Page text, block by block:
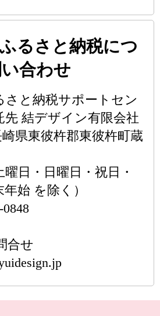
るさと納税につ
合わせ
と納税サポートセン
先 結デザイン有限会社
県東彼杵郡東彼杵町蔵
曜日・日曜日・祝日・
始 を除く）
合せ